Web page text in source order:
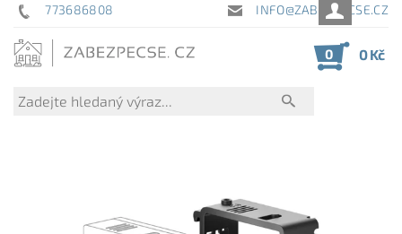
773686808 INFO@ZABEZPECSE.CZ
0 0 Kč